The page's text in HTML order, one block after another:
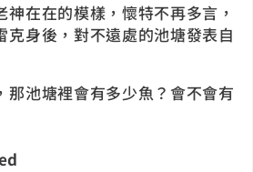
在在的模樣，懷特不再多言，
克身後，對不遠處的池塘發表自
池塘裡會有多少魚？會不會有